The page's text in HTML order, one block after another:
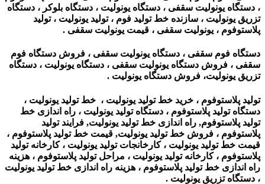
، دستگاه یونولیت سقفی ، دستگاه یونولیت ، دستگاه بلوکر ، دستگاه
تزریق یونولیت ، سازنده خط تولید فوم ، تولید یونولیت ، تولید
پلاستوفوم ، یونولیت سقفی ، قیمت یونولیت سقفی .
دستگاه فوم سقفی ، دستگاه یونولیت سقفی ، فروش دستگاه فوم
سقفی ، فروش دستگاه یونولیت سقفی ، دستگاه یونولیت ، دستگاه
تزریق یونولیت، فروش دستگاه یونولیت .
تولید پلاستوفوم ، خرید خط تولید یونولیت ، خط تولید یونولیت ،
دستگاه تولید پلاستوفوم ، دستگاه تولید یونولیت ، راه اندازی خط
تولید پلاستوفوم, راه اندازی خط تولید یونولیت, فرایند تولید
پلاستوفوم ، فروش خط تولید یونولیت, قیمت خط تولید پلاستوفوم ،
قیمت خط تولید یونولیت ، کارخانجات تولید یونولیت ، کارخانه تولید
پلاستوفوم ، کارخانه تولید یونولیت ، مراحل تولید پلاستوفوم ، هزینه
راه اندازی خط تولید پلاستوفوم ، هزینه راه اندازی خط تولید یونولیت
، دستگاه تزریق یونولیت .